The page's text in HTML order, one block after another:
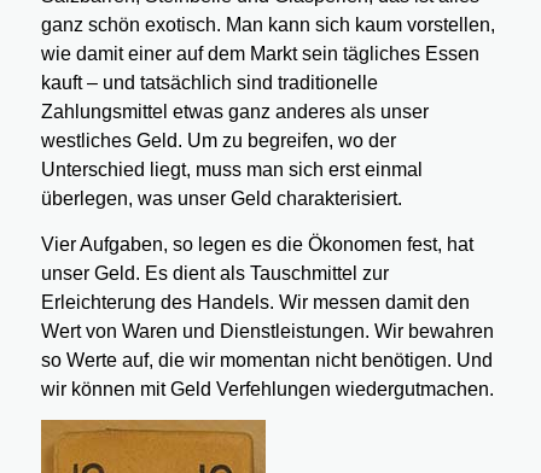
ganz schön exotisch. Man kann sich kaum vorstellen,
wie damit einer auf dem Markt sein tägliches Essen
kauft – und tatsächlich sind traditionelle
Zahlungsmittel etwas ganz anderes als unser
westliches Geld. Um zu begreifen, wo der
Unterschied liegt, muss man sich erst einmal
überlegen, was unser Geld charakterisiert.
Vier Aufgaben, so legen es die Ökonomen fest, hat
unser Geld. Es dient als Tauschmittel zur
Erleichterung des Handels. Wir messen damit den
Wert von Waren und Dienstleistungen. Wir bewahren
so Werte auf, die wir momentan nicht benötigen. Und
wir können mit Geld Verfehlungen wiedergutmachen.